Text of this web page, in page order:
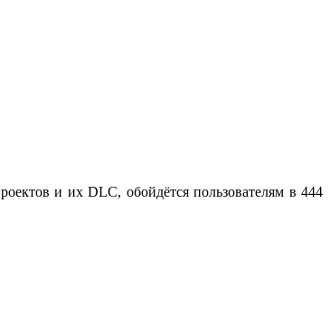
и их DLC, обойдётся пользователям в 444